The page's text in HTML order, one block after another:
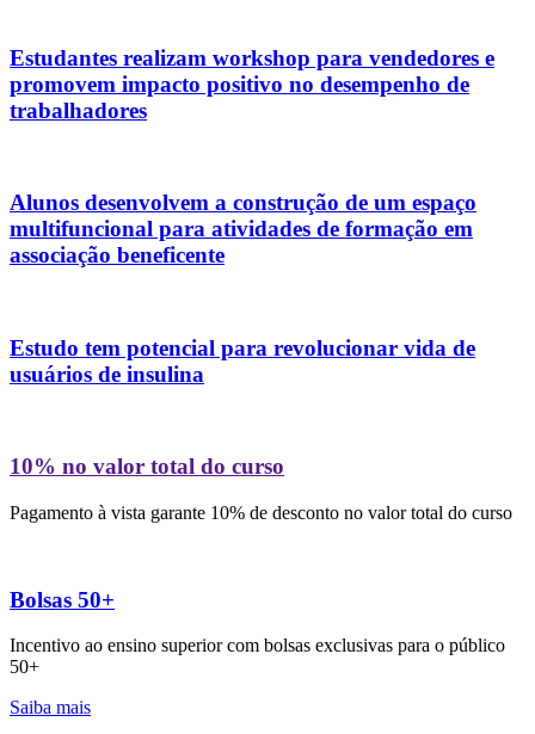
Estudantes realizam workshop para vendedores e
promovem impacto positivo no desempenho de
trabalhadores
Alunos desenvolvem a construção de um espaço
multifuncional para atividades de formação em
associação beneficente
Estudo tem potencial para revolucionar vida de
usuários de insulina
10% no valor total do curso
Pagamento à vista garante 10% de desconto no valor total do curso
Bolsas 50+
Incentivo ao ensino superior com bolsas exclusivas para o público
50+
Saiba mais